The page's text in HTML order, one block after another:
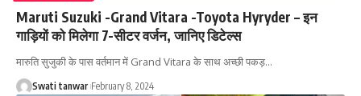
Maruti Suzuki -Grand Vitara -Toyota Hyryder – इन
गाड़ियों को मिलेगा 7-सीटर वर्जन, जानिए डिटेल्स
मारुति सुजुकी के पास वर्तमान में Grand Vitara के साथ अच्छी पकड़…
Swati tanwar February 8, 2024